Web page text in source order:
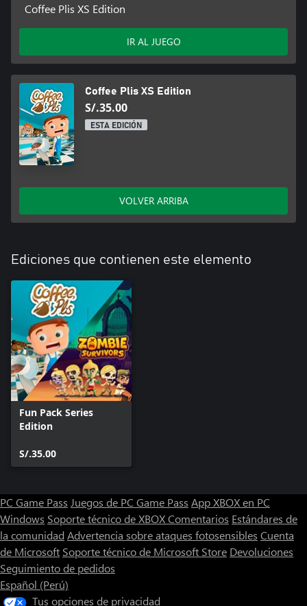
Coffee Plis XS Edition
IR AL JUEGO
Coffee Plis XS Edition
S/.35.00
ESTA EDICIÓN
VOLVER ARRIBA
Ediciones que contienen este elemento
Fun Pack Series
Edition
S/.35.00
PC Game Pass Juegos de PC Game Pass App XBOX en PC
Windows Soporte técnico de XBOXComentarios Estándares de
la comunidad Advertencia sobre ataques fotosensibles Cuenta
de Microsoft Soporte técnico de Microsoft Store Devoluciones
Seguimiento de pedidos
Español (Perú)
Tus opciones de privacidad